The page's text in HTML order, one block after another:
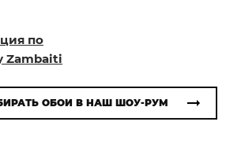
по
Zambaiti
ОБОИ В НАШ ШОУ-РУМ